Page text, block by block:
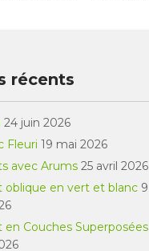
récents
24 juin 2026
Fleuri 19 mai 2026
avec Arums 25 avril 2026
oblique en vert et blanc 9
en Couches Superposées